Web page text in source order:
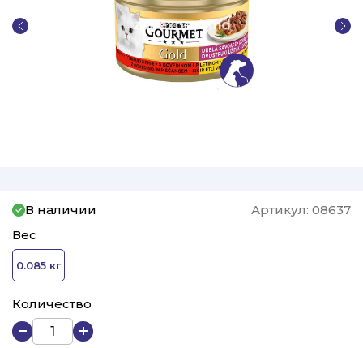
В наличии Артикул: 08637
Вес
0.085 кг
Количество